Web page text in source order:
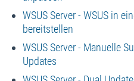
WSUS Server - WSUS in
bereitstellen
WSUS Server - Manuelle
Updates